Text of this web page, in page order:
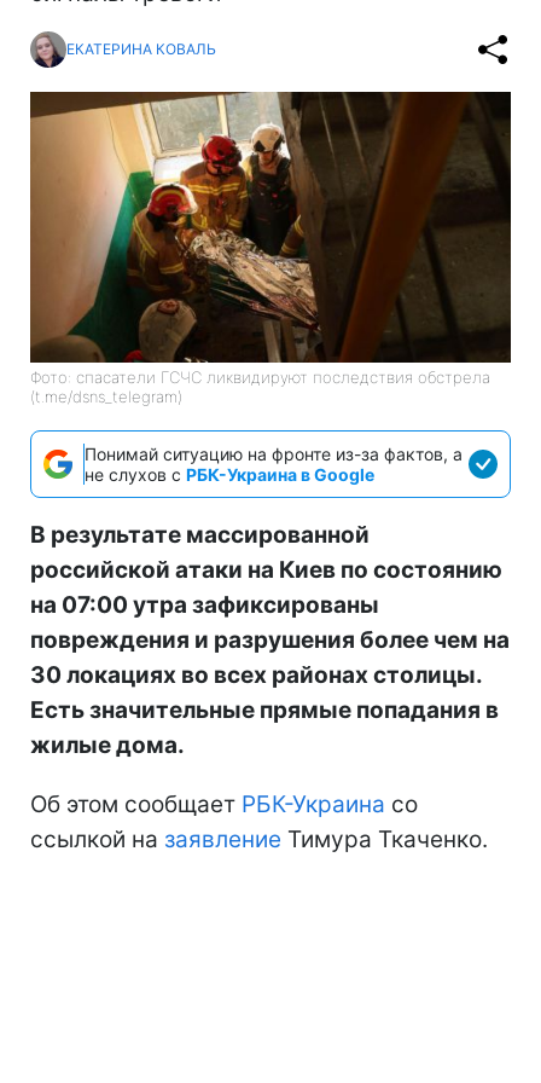
ЕКАТЕРИНА КОВАЛЬ
Фото: спасатели ГСЧС ликвидируют последствия обстрела
(t.me/dsns_telegram)
Понимай ситуацию на фронте из-за фактов, а
не слухов с РБК-Украина в Google
В результате массированной
российской атаки на Киев по состоянию
на 07:00 утра зафиксированы
повреждения и разрушения более чем на
30 локациях во всех районах столицы.
Есть значительные прямые попадания в
жилые дома.
Об этом сообщает РБК-Украина со
ссылкой на заявление Тимура Ткаченко.